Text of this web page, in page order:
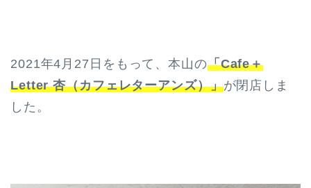
2021年4月27日をもって、本山の「Cafe＋
Letter 杏（カフェレターアンズ）」が閉店しま
した。